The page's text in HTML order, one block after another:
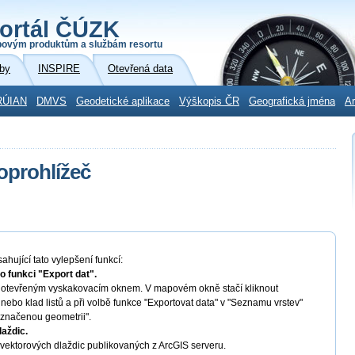
ČÚZK
produktům a službám resortu
INSPIRE Otevřená data
DMVS Geodetické aplikace Výškopis ČR Geografická jména
tato vylepšení funkcí:
funkci "Export dat".
vyskakovacím oknem. V mapovém okně stačí kliknout
klad listů a při volbě funkce "Exportovat data" v "Seznamu vrstev"
geometrii".
dlaždic publikovaných z ArcGIS serveru.